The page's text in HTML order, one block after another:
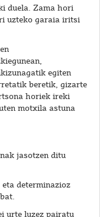
duela. Zama hori
uzteko garaia iritsi
egiten
beretik, gizarte
horiek ireki
motxila astuna
jasotzen ditu
determinazioz
urte luzez pairatu